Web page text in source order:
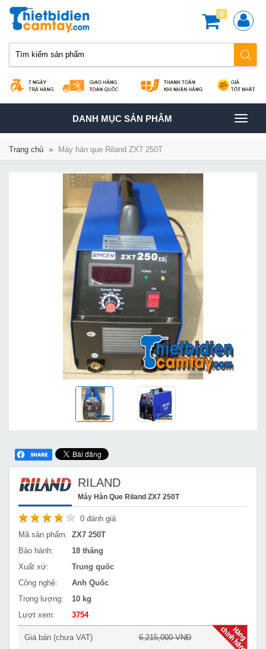
0
TOGGLE
NAVIGATION
DANH MỤC SẢN PHÂM
Trang chủ » Máy hàn que Riland ZX7 250T
RILAND
Máy Hàn Que Riland ZX7 250T
0 đánh giá
Mã sản phẩm: ZX7 250T
Bảo hành:
18 tháng
Xuất xứ:
Trung quốc
Công nghệ:
Anh Quốc
Trọng lượng:
10 kg
Lượt xem:
3754
Giá bán (chưa VAT)
6,215,000 VNĐ